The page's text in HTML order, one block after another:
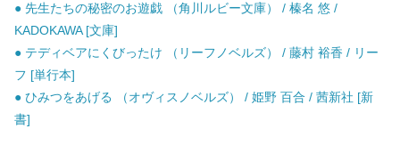
● 先生たちの秘密のお遊戯 （角川ルビー文庫） / 榛名 悠 /
KADOKAWA [文庫]
● テディベアにくびったけ （リーフノベルズ） / 藤村 裕香 / リー
フ [単行本]
● ひみつをあげる （オヴィスノベルズ） / 姫野 百合 / 茜新社 [新
書]